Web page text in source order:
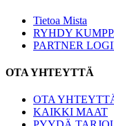
Tietoa Mista
RYHDY
PARTNER
OTA YHTEYTTÄ
OTA
KAIKKI MAAT